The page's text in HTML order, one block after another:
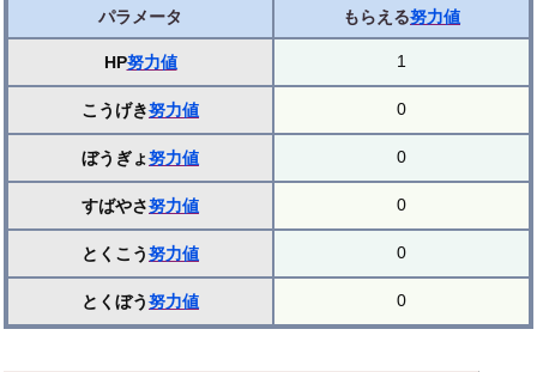
パラメータ もらえる努力値
HP努力値 1
こうげき努力値 0
ぼうぎょ努力値 0
すばやさ努力値 0
とくこう努力値 0
とくぼう努力値 0